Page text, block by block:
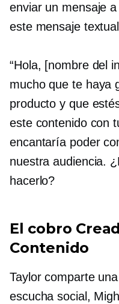
enviar un mensaje
este mensaje
“Hola, [nombre del
mucho que te haya
producto y que
este contenido con
encantaría poder
nuestra audiencia.
hacerlo?
El cobro
Contenido
Taylor comparte
escucha social,